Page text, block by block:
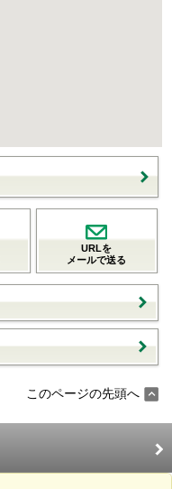
URLを
メールで送る
このページの先頭へ